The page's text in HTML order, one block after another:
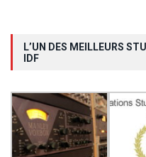
L’UN DES MEILLEURS
IDF